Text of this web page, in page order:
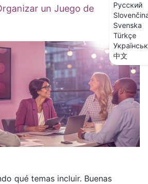
Русский
Svenska
Türkçe
中文
un Juego de
qué temas incluir. Buenas